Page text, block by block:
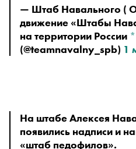
— Штаб Навального (
движение «Штабы
на территории России *
(@teamnavalny_spb) 1
На штабе Алексея
появились надписи и